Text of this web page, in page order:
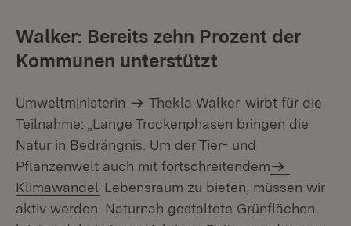
Walker: Bereits zehn Prozent der
Kommunen unterstützt
Umweltministerin Thekla Walker wirbt für die
Teilnahme: „Lange Trockenphasen bringen die
Natur in Bedrängnis. Um der Tier- und
Pflanzenwelt auch mit fortschreitendem
Klimawandel Lebensraum zu bieten, müssen wir
aktiv werden. Naturnah gestaltete Grünflächen